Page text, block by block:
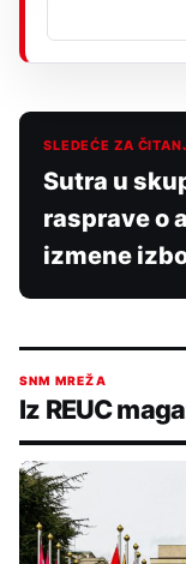
SLEDEĆE ZA
Sutra u
rasprave o
izmene
SNM MREŽA
Iz REUC